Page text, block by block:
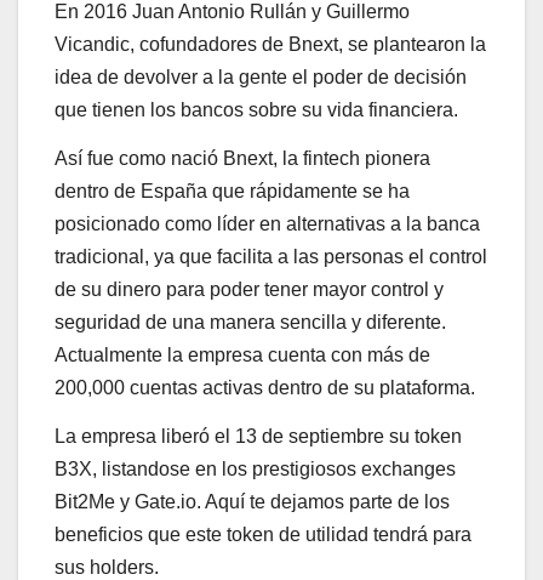
En 2016 Juan Antonio Rullán y Guillermo
Vicandic, cofundadores de Bnext, se plantearon la
idea de devolver a la gente el poder de decisión
que tienen los bancos sobre su vida financiera.
Así fue como nació Bnext, la fintech pionera
dentro de España que rápidamente se ha
posicionado como líder en alternativas a la banca
tradicional, ya que facilita a las personas el control
de su dinero para poder tener mayor control y
seguridad de una manera sencilla y diferente.
Actualmente la empresa cuenta con más de
200,000 cuentas activas dentro de su plataforma.
La empresa liberó el 13 de septiembre su token
B3X, listandose en los prestigiosos exchanges
Bit2Me y Gate.io. Aquí te dejamos parte de los
beneficios que este token de utilidad tendrá para
sus holders.